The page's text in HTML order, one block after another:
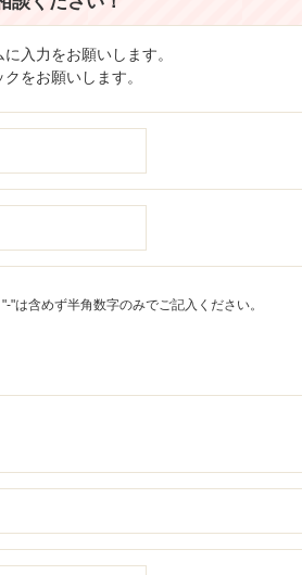
入力をお願いします。
をお願いします。
"-"は含めず半角数字のみでご記入ください。